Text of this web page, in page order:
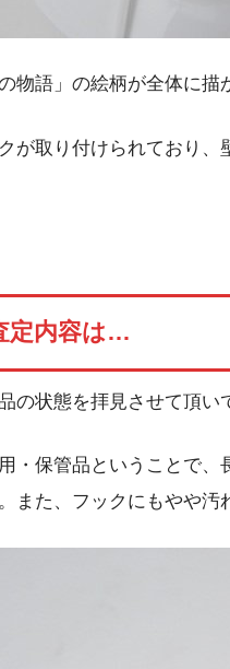
の物語」の絵柄が全体に
が取り付けられており
定内容は…
の状態を拝見させて頂い
・保管品ということで
また、フックにもやや汚